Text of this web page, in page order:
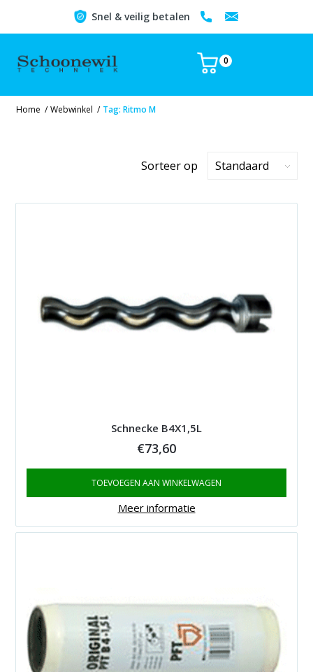
Snel & veilig betalen
0
Home / Webwinkel / Tag: Ritmo M
Sorteer op Standaard
Schnecke B4X1,5L
€73,60
TOEVOEGEN AAN WINKELWAGEN
Meer informatie